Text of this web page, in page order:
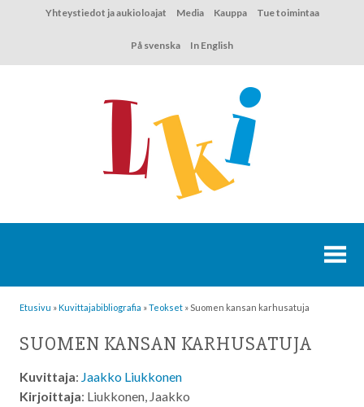
Yhteystiedot ja aukioloajat Media Kauppa Tue toimintaa
På svenska In English
Etusivu »Kuvittaja­bibliografia »Teokset » Suomen kansan karhusatuja
SUOMEN KANSAN KARHUSATUJA
Kuvittaja: Jaakko Liukkonen
Kirjoittaja: Liukkonen, Jaakko